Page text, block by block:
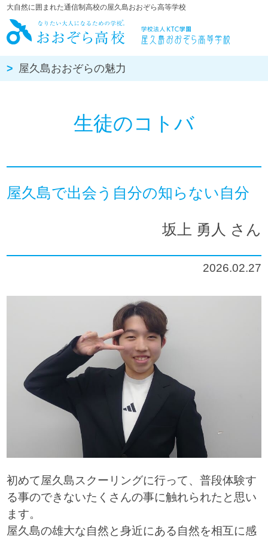
大自然に囲まれた通信制高校の屋久島おおぞら高等学校
生徒のコトバ
屋久島おおぞらの魅力
屋久島で出会う自分の知らない自分
坂上 勇人 さん
2026.02.27
初めて屋久島スクーリングに行って、普段体験す
る事のできないたくさんの事に触れられたと思い
ます。
屋久島の雄大な自然と身近にある自然を相互に感